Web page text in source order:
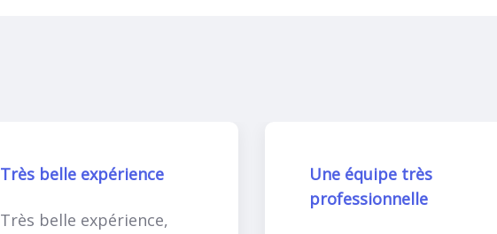
Très belle expérience
Très belle expérience,
Une équipe très
professionnelle